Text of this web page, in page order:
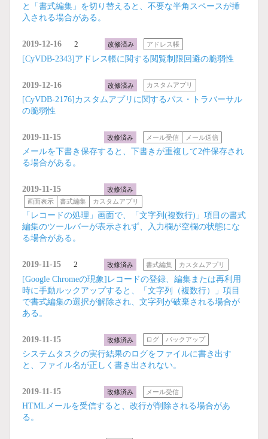
と「書式編集」を切り替えると、不要な半角スペースが挿
入される場合がある。
2019-12-16 2 改修済み アドレス帳
[CyVDB-2343]アドレス帳に関する閲覧制限回避の脆弱性
2019-12-16 改修済み カスタムアプリ
[CyVDB-2176]カスタムアプリに関するパス・トラバーサル
の脆弱性
2019-11-15 改修済み メール受信 メール送信
メールを下書き保存すると、下書きが重複して2件保存され
る場合がある。
2019-11-15
改修済み
画面表示
書式編集 カスタムアプリ
「レコードの処理」画面で、「文字列(複数行)」項目の書式
編集のツールバーが表示されず、入力欄が空欄の状態にな
る場合がある。
2019-11-15 2 改修済み 書式編集 カスタムアプリ
[Google Chromeの現象]レコードの登録、編集または再利用
時に手動ルックアップすると、「文字列（複数行）」項目
で書式編集の選択が解除され、文字列が破棄される場合が
ある。
2019-11-15 改修済み ログ バックアップ
システムタスクの実行結果のログをファイルに書き出す
と、ファイル名が正しく書き出されない。
2019-11-15 改修済み メール受信
HTMLメールを受信すると、改行が削除される場合があ
る。